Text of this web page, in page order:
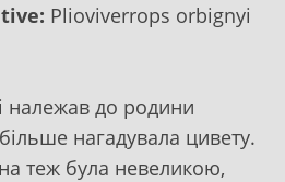
Plioviverrops orbignyi
належав до родини
нагадувала цивету.
теж була невеликою,